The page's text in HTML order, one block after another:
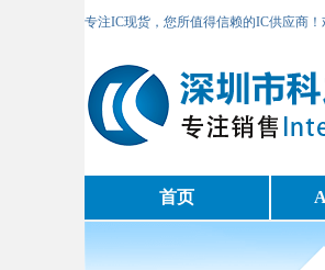
专注IC现货，您所值得信赖的IC供应商
首页